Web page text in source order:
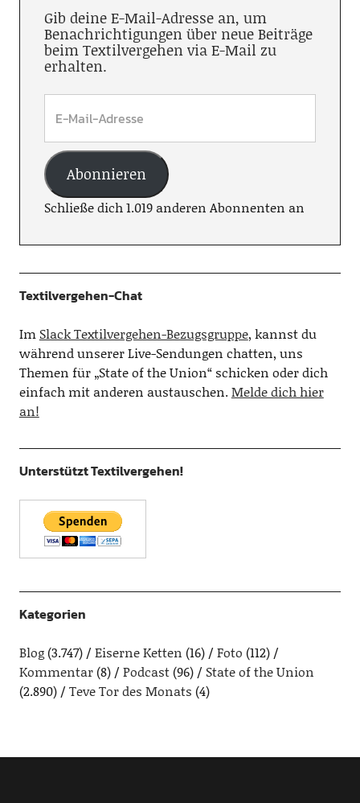
Gib deine E-Mail-Adresse an, um
Benachrichtigungen über neue Beiträge
beim Textilvergehen via E-Mail zu
erhalten.
Abonnieren
Schließe dich 1.019 anderen Abonnenten an
Textilvergehen-Chat
Im Slack Textilvergehen-Bezugsgruppe, kannst du
während unserer Live-Sendungen chatten, uns
Themen für „State of the Union“ schicken oder dich
einfach mit anderen austauschen.Melde dich hier
an!
Unterstützt Textilvergehen!
Kategorien
Blog(3.747) Eiserne Ketten (16) Foto (112)
Kommentar(8) Podcast(96)
State of the Union
(2.890)
Teve Tor des Monats (4)